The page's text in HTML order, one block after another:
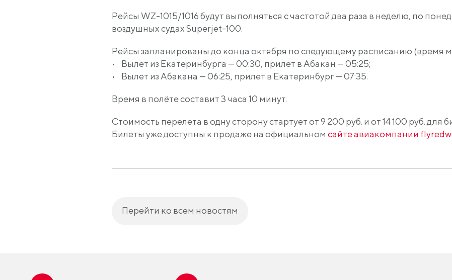
Рейсы WZ-1015/1016 будут выполняться с частотой два раза в неделю, по
воздушных судах Superjet-100.
Рейсы запланированы до конца октября по следующему расписанию (время
• Вылет из Екатеринбурга — 00:30, прилет в Абакан — 05:25;
• Вылет из Абакана — 06:25, прилет в Екатеринбург — 07:35.
Время в полёте составит 3 часа 10 минут.
Стоимость перелета в одну сторону стартует от 9 200 руб. и от 14 100 руб. для
Билеты уже доступны к продаже на официальном сайте авиакомпании
Перейти ко всем новостям